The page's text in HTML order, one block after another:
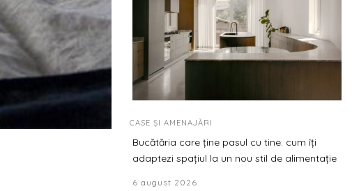
CASE ȘI AMENAJĂRI
Bucătăria care ține pasul cu tine: cum îți
adaptezi spațiul la un nou stil de alimentație
6 august 2026